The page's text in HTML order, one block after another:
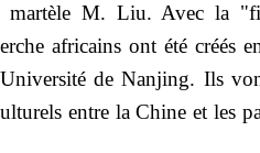
martèle M. Liu. Avec la
africains ont été créés
de Nanjing. Ils
entre la Chine et les